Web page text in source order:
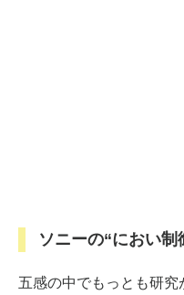
ソニーの“におい制
五感の中でもっとも研